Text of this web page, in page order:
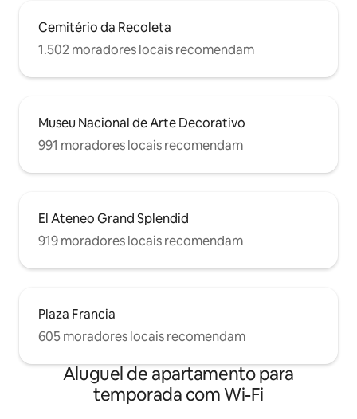
Cemitério da Recoleta
1.502 moradores locais recomendam
Museu Nacional de Arte Decorativo
991 moradores locais recomendam
El Ateneo Grand Splendid
919 moradores locais recomendam
Plaza Francia
605 moradores locais recomendam
Aluguel de apartamento para
temporada com Wi-Fi